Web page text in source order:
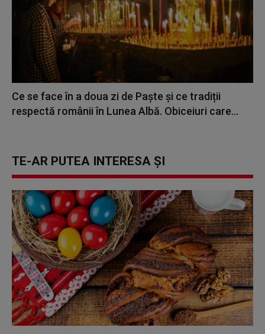
Ce se face în a doua zi de Paște și ce tradiții
respectă românii în Lunea Albă. Obiceiuri care...
TE-AR PUTEA INTERESA ȘI